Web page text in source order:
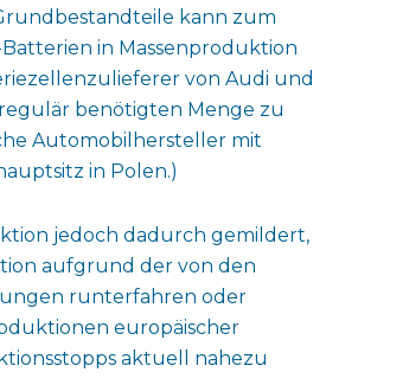
kann zum
in Massenproduktion
von Audi und
benötigten Menge zu
Automobilhersteller mit
in Polen.)
jedoch dadurch gemildert,
aufgrund der von den
runterfahren oder
europäischer
aktuell nahezu